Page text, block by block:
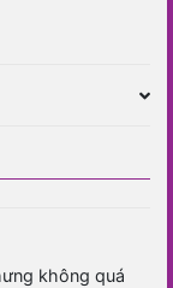
không quá